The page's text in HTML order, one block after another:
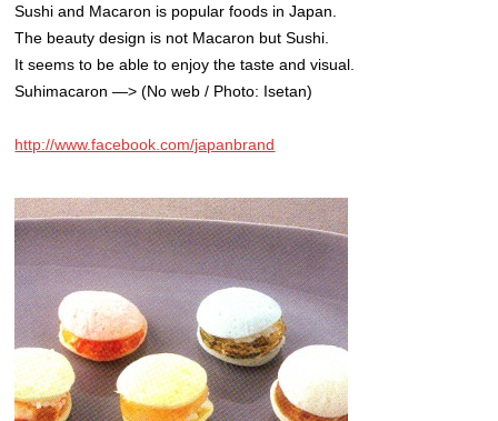
Sushi and Macaron is popular foods in Japan.
The beauty design is not Macaron but Sushi.
It seems to be able to enjoy the taste and visual.
Suhimacaron —> (No web / Photo: Isetan)
http://www.facebook.com/japanbrand